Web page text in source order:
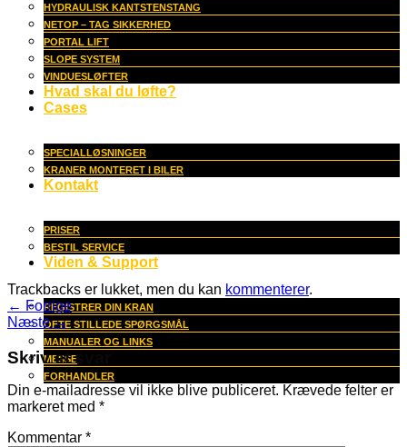
HYDRAULISK KANTSTENSTANG
NETOP – TAG SIKKERHED
PORTAL LIFT
SLOPE SYSTEM
VINDUESLØFTER
Hvad skal du løfte?
Cases
SPECIALLØSNINGER
KRANER MONTERET I BILER
Kontakt
PRISER
BESTIL SERVICE
Viden & Support
REGISTRER DIN KRAN
OFTE STILLEDE SPØRGSMÅL
MANUALER OG LINKS
MESSE
FORHANDLER
Trackbacks er lukket, men du kan kommenterer.
← Forrige
Næste→
Skriv et svar
Din e-mailadresse vil ikke blive publiceret. Krævede felter er
markeret med *
Kommentar *